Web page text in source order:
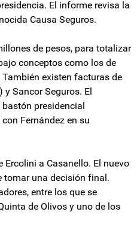
El informe revisa la
Causa Seguros.
de pesos, para totalizar
conceptos como los de
existen facturas de
Sancor Seguros. El
presidencial
Fernández en su
Ercolini a Casanello. El nuevo
tomar una decisión final.
entre los que se
de Olivos y uno de los